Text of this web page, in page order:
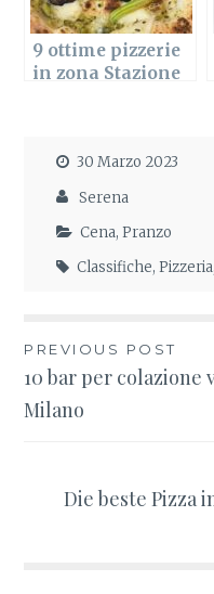
9 ottime pizzerie
in zona Stazione
30 Marzo 2023
Serena
Cena,Pranzo
Classifiche,Pizzeria
Navigazione
articoli
PREVIOUS POST
10 bar per colazione
Milano
Die beste Pizza